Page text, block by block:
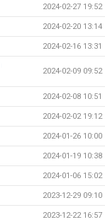
2024-02-27 19:52
2024-02-20 13:14
2024-02-16 13:31
2024-02-09 09:52
2024-02-08 10:51
2024-02-02 19:12
2024-01-26 10:00
2024-01-19 10:38
2024-01-06 15:02
2023-12-29 09:10
2023-12-22 16:57